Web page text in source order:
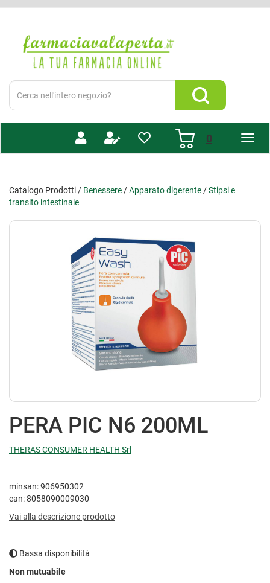
principale
Valaperta
Cerca
Prodotto
Cerca Prodotto
0prodotti
Catalogo Prodotti / Benessere /Apparato digerente /Stipsi e
transito intestinale
PERA PIC N6 200ML
THERAS CONSUMER HEALTH Srl
minsan: 906950302
ean: 8058090009030
Vai alla descrizione prodotto
Bassa disponibilità
Non mutuabile
Prezzo